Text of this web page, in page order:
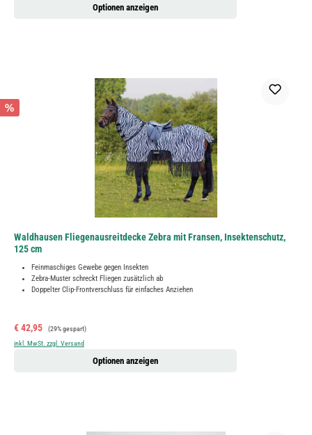
Optionen anzeigen
%
Waldhausen Fliegenausreitdecke Zebra mit Fransen, Insektenschutz,
125 cm
Feinmaschiges Gewebe gegen Insekten
Zebra-Muster schreckt Fliegen zusätzlich ab
Doppelter Clip-Frontverschluss für einfaches Anziehen
Verkaufspreis:
€ 42,95 Regulärer Preis:
(29% gespart)
inkl. MwSt. zzgl. Versand
Optionen anzeigen